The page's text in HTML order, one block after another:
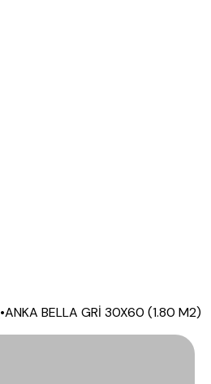
•ANKA BELLA GRİ 30X60 (1.80 M2)